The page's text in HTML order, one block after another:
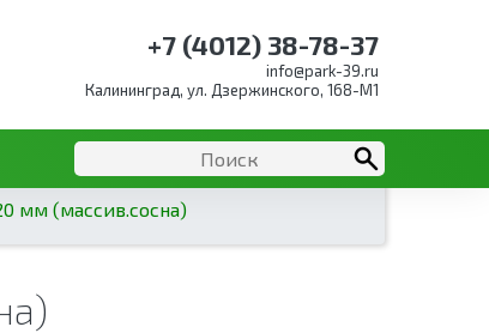
+7 (4012) 38-78-37
info@park-39.ru
Калининград, ул. Дзержинского, 168-М1
мм (массив.сосна)